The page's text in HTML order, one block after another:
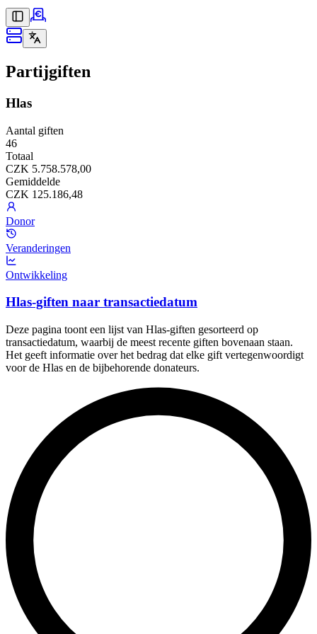
Partijgiften
Hlas
Aantal giften
46
Totaal
CZK 5.758.578,00
Gemiddelde
CZK 125.186,48
Donor
Veranderingen
Ontwikkeling
Hlas-giften naar transactiedatum
Deze pagina toont een lijst van Hlas-giften gesorteerd op
transactiedatum, waarbij de meest recente giften bovenaan staan.
Het geeft informatie over het bedrag dat elke gift vertegenwoordigt
voor de Hlas en de bijbehorende donateurs.